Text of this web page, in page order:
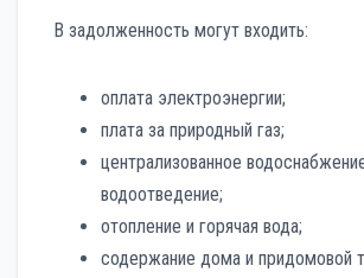
В задолженность могут входить:
оплата электроэнергии;
плата за природный газ;
централизованное
водоотведение;
отопление и горячая вода;
содержание дома и придомовой